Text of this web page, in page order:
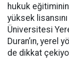
hukuk
yüksek
Üniversitesi
Duran’ın, yerel
de dikkat